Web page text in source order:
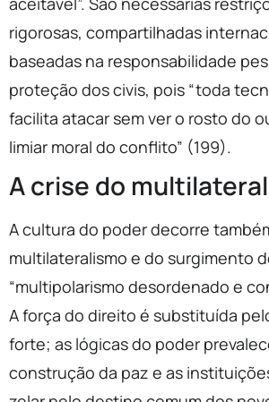
rigorosas, compartilhadas
baseadas na responsabilidade
proteção dos civis, pois “toda
facilita atacar sem ver o rosto do
limiar moral do conflito” (199).
A crise do
A cultura do poder decorre
multilateralismo e do surgimento
“multipolarismo desordenado e
A força do direito é substituída
forte; as lógicas do poder
construção da paz e as